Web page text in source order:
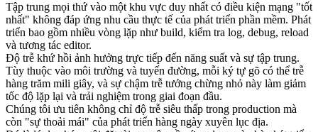
Tập trung mọi thứ vào một khu vực duy nhất có điều kiện mạng "tốt
nhất" không đáp ứng nhu cầu thực tế của phát triển phần mềm. Phát
triển bao gồm nhiều vòng lặp như build, kiểm tra log, debug, reload
và tương tác editor.
Độ trễ khứ hồi ảnh hưởng trực tiếp đến năng suất và sự tập trung.
Tùy thuộc vào môi trường và tuyến đường, mỗi ký tự gõ có thể trễ
hàng trăm mili giây, và sự chậm trễ tưởng chừng nhỏ này làm giảm
tốc độ lặp lại và trải nghiệm trong giai đoạn đầu.
Chúng tôi ưu tiên không chỉ độ trễ siêu thấp trong production mà
còn "sự thoải mái" của phát triển hàng ngày xuyên lục địa.